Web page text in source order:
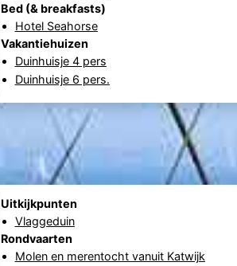
Bed (& breakfasts)
Hotel Seahorse
Vakantiehuizen
Duinhuisje 4 pers
Duinhuisje 6 pers.
Uitkijkpunten
Vlaggeduin
Rondvaarten
Molen en merentocht vanuit Katwijk